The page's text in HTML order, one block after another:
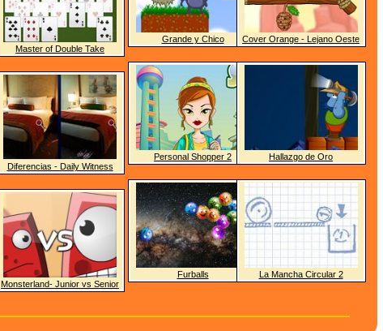
Master of Double Take
Diferencias - Daily Witness
Monsterland- Junior vs Senior
Grande y Chico
Personal Shopper 2
Furballs
Cover Orange - Lejano Oeste
Hallazgo de Oro
La Mancha Circular 2